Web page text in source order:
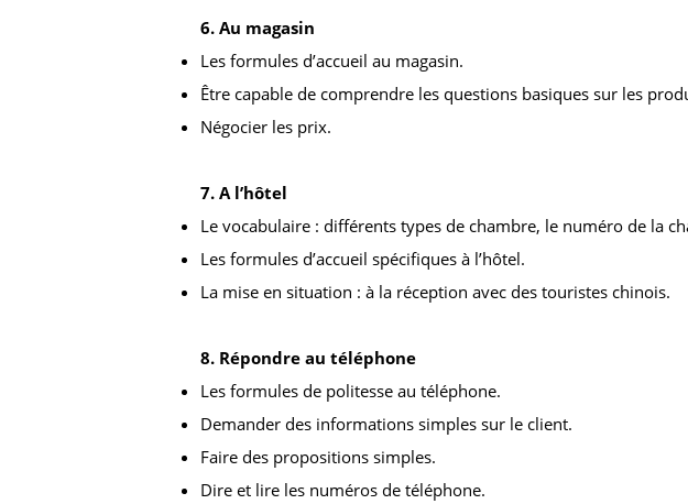
6. Au magasin
Les formules d’accueil au magasin.
Être capable de comprendre les questions basiques sur les
Négocier les prix.
7. A l’hôtel
Le vocabulaire : différents types de chambre, le numéro de la
Les formules d’accueil spécifiques à l’hôtel.
La mise en situation : à la réception avec des touristes chinois.
8. Répondre au téléphone
Les formules de politesse au téléphone.
Demander des informations simples sur le client.
Faire des propositions simples.
Dire et lire les numéros de téléphone.